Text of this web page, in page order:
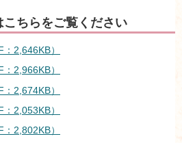
ちらをご覧ください
2,646KB）
2,966KB）
2,674KB）
2,053KB）
2,802KB）